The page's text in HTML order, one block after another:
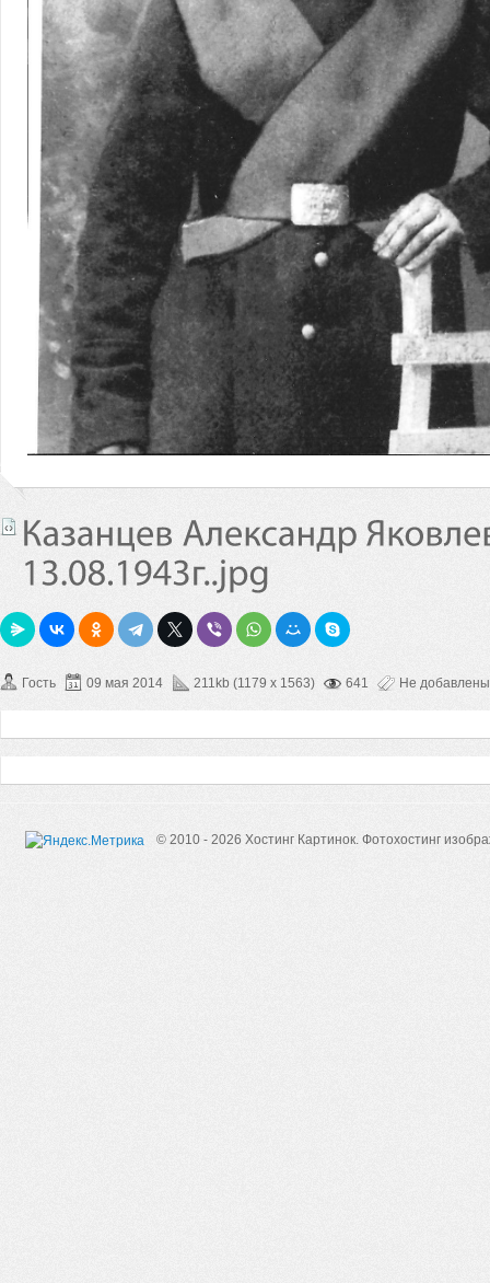
Гость 09 мая 2014 211kb (1179 x 1563) 641 Не добавлены
© 2010 - 2026 Хостинг Картинок. Фотохостинг